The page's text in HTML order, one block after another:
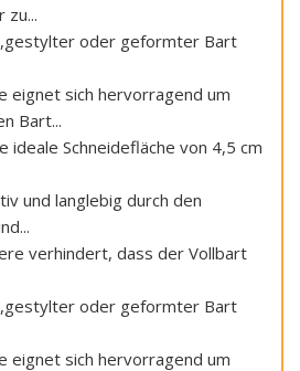
zu...
oder geformter Bart
eignet sich hervorragend um
Bart...
ideale Schneidefläche von 4,5 cm
und langlebig durch den
verhindert, dass der Vollbart
oder geformter Bart
eignet sich hervorragend um